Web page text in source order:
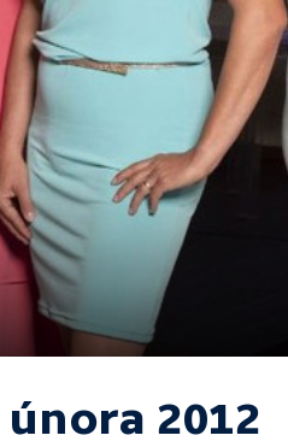
února 2012